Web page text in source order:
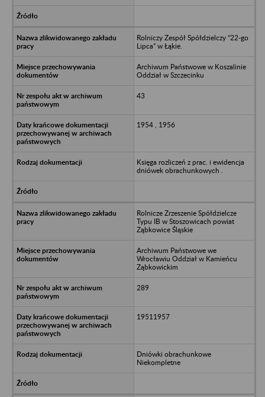
Rolniczy Zespół Spółdzielczy “22-go
Lipca” w Łąkie.
Archiwum Państwowe w Koszalinie
Oddział w Szczecinku
43
1954 , 1956
Księga rozliczeń z prac. i ewidencja
dniówek obrachunkowych .
Rolnicze Zrzeszenie Spółdzielcze
Typu IB w Stoszowicach powiat
Ząbkowice Śląskie
Archiwum Państwowe we
Wrocławiu Oddział w Kamieńcu
Ząbkowickim
289
19511957
Dniówki obrachunkowe
Niekompletne